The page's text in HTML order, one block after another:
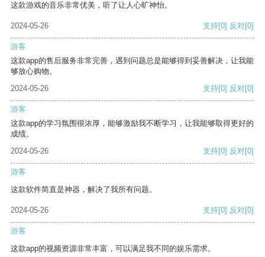
这款游戏的音乐非常优美，听了让人心旷神怡。
2024-05-26 支持[0] 反对[0]
游客
这款app的售后服务非常完善，遇到问题总是能够得到妥善解决，让我能
够放心购物。
2024-05-26
支持[0] 反对[0]
游客
这款app的学习氛围很浓厚，能够激励我不断学习，让我能够取得更好的
成绩。
2024-05-26
支持[0] 反对[0]
游客
这款软件简直是神器，解决了我所有问题。
2024-05-26 支持[0] 反对[0]
游客
这款app的视频资源非常丰富，可以满足我不同的娱乐需求。